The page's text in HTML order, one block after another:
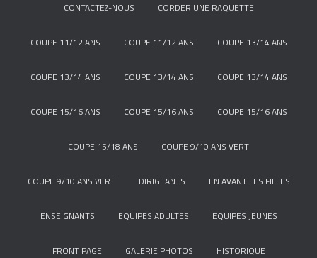
CONTACTEZ-NOUS CORDER UNE RAQUETTE
COUPE 11/12 ANS COUPE 11/12 ANS COUPE 13/14 ANS
COUPE 13/14 ANS COUPE 13/14 ANS COUPE 13/14 ANS
COUPE 15/16 ANS COUPE 15/16 ANS COUPE 15/16 ANS
COUPE 15/18 ANS COUPE 9/10 ANS VERT
COUPE 9/10 ANS VERT DIRIGEANTS EN AVANT LES FILLES
ENSEIGNANTS EQUIPES ADULTES EQUIPES JEUNES
FRONT PAGE GALERIE PHOTOS HISTORIQUE